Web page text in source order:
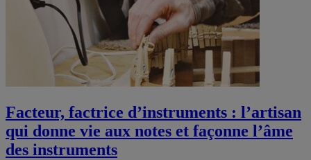
Facteur, factrice d’instruments : l’artisan
qui donne vie aux notes et façonne l’âme
des instruments